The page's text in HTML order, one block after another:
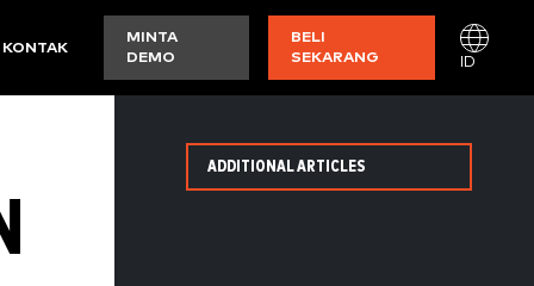
KONTAK
MINTA
DEMO
BELI
SEKARANG
ID
ADDITIONAL ARTICLES